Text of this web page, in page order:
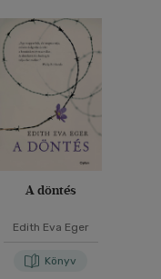
A döntés
Edith Eva Eger
Könyv